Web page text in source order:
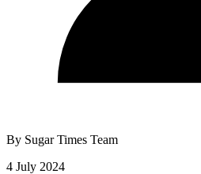
By Sugar Times Team
4 July 2024